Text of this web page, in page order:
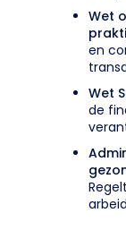
Wet
en
Wet
de